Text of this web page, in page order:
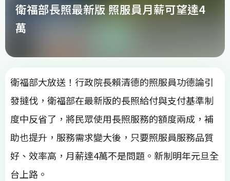
衛福部長照最新版 照服員月薪可望達4
萬
衛福部大放送！行政院長賴清德的照服員功德論引
發撻伐，衛福部在最新版的長照給付與支付基準制
度中反省了，將民眾使用長照服務的額度兩成，補
助也提升，服務需求變大後，只要照服員服務品質
好、效率高，月薪達4萬不是問題。新制明年元旦全
台上路。